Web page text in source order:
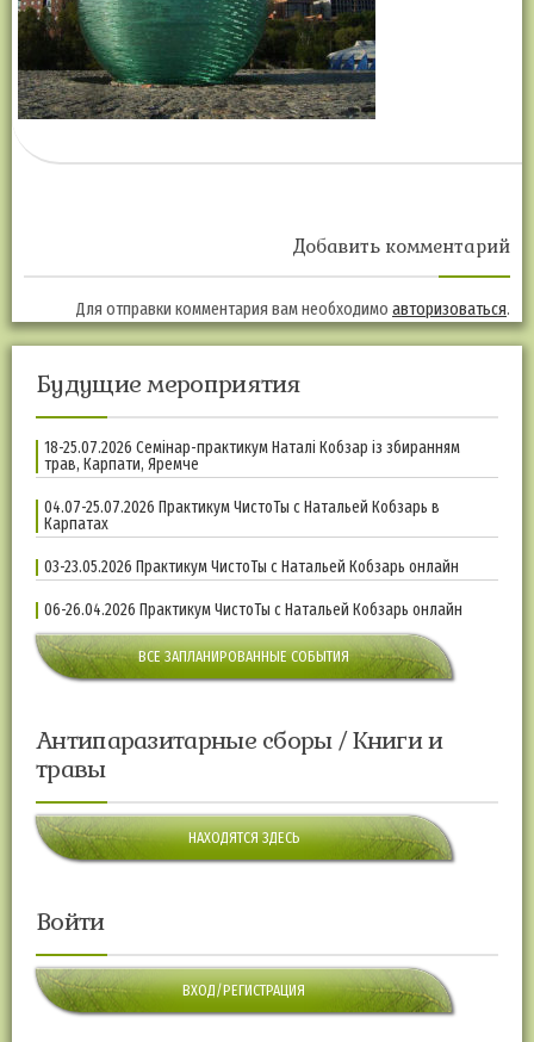
Добавить комментарий
Для отправки комментария вам необходимо авторизоваться.
Будущие мероприятия
18-25.07.2026 Семінар-практикум Наталі Кобзар із збиранням
трав, Карпати, Яремче
04.07-25.07.2026 Практикум ЧистоТы с Натальей Кобзарь в
Карпатах
03-23.05.2026 Практикум ЧистоТы с Натальей Кобзарь онлайн
06-26.04.2026 Практикум ЧистоТы с Натальей Кобзарь онлайн
ВСЕ ЗАПЛАНИРОВАННЫЕ СОБЫТИЯ
Антипаразитарные сборы / Книги и
травы
НАХОДЯТСЯ ЗДЕСЬ
Войти
ВХОД/РЕГИСТРАЦИЯ